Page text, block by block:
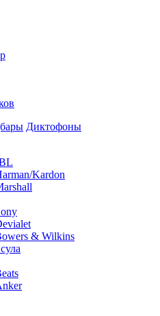
Диктофоны
Kardon
& Wilkins